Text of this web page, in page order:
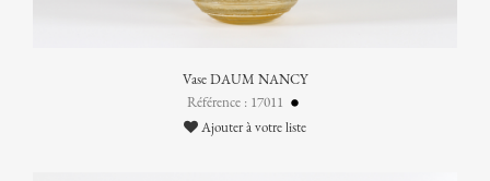
Vase DAUM NANCY
Référence : 17011
Ajouter à votre liste